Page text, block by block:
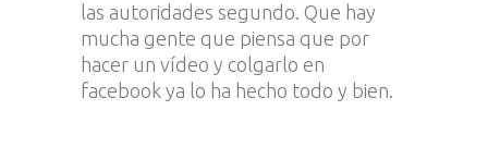
las autoridades segundo. Que hay
mucha gente que piensa que por
hacer un vídeo y colgarlo en
facebook ya lo ha hecho todo y bien.